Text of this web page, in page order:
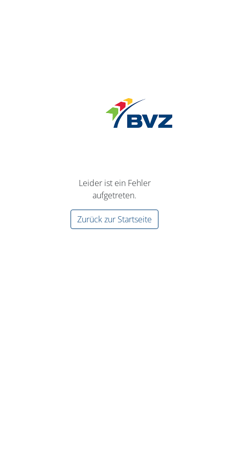
Leider ist ein Fehler
aufgetreten.
Zurück zur Startseite